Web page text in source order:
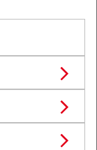
Uhr, Raum